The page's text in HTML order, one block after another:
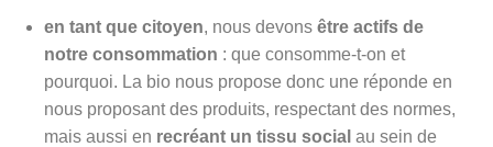
en tant que citoyen, nous devons être actifs de
notre consommation : que consomme-t-on et
pourquoi. La bio nous propose donc une réponde en
nous proposant des produits, respectant des normes,
mais aussi en recréant un tissu social au sein de